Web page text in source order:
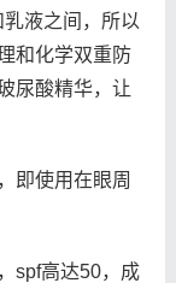
液之间，所以
和化学双重防
尿酸精华，让
即使用在眼周
spf高达50，成